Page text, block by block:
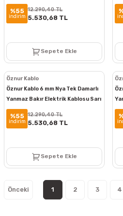
Mavi 100 Metre
%55
indirim
12.290,40 TL
5.530,68 TL
Sepete Ekle
Öznur Kablo
Öznur Kablo 6 mm Nya Tek Damarlı
Yanmaz Bakır Elektrik Kablosu Sarı
Yeşil 100 Metre
%55
indirim
12.290,40 TL
5.530,68 TL
Sepete Ekle
1 2 3 4